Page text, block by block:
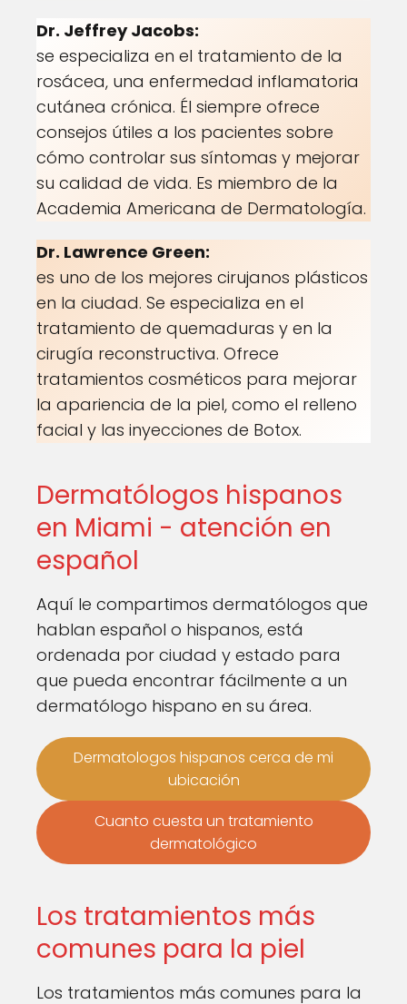
Dr. Jeffrey Jacobs:
se especializa en el tratamiento de la
rosácea, una enfermedad inflamatoria
cutánea crónica. Él siempre ofrece
consejos útiles a los pacientes sobre
cómo controlar sus síntomas y mejorar
su calidad de vida. Es miembro de la
Academia Americana de Dermatología.
Dr. Lawrence Green:
es uno de los mejores cirujanos plásticos
en la ciudad. Se especializa en el
tratamiento de quemaduras y en la
cirugía reconstructiva. Ofrece
tratamientos cosméticos para mejorar
la apariencia de la piel, como el relleno
facial y las inyecciones de Botox.
Dermatólogos hispanos
en Miami - atención en
español
Aquí le compartimos dermatólogos que
hablan español o hispanos, está
ordenada por ciudad y estado para
que pueda encontrar fácilmente a un
dermatólogo hispano en su área.
Dermatologos hispanos cerca de mi
ubicación
Cuanto cuesta un tratamiento
dermatológico
Los tratamientos más
comunes para la piel
Los tratamientos más comunes para la